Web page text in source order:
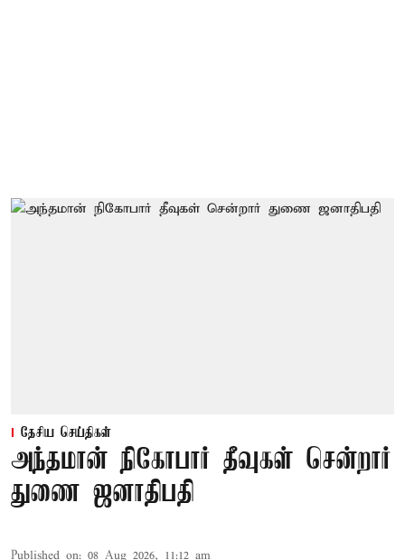
தேசிய செய்திகள்
அந்தமான் நிகோபார் தீவுகள் சென்றார்
துணை ஜனாதிபதி
Published on: 08 Aug 2026, 11:12 am